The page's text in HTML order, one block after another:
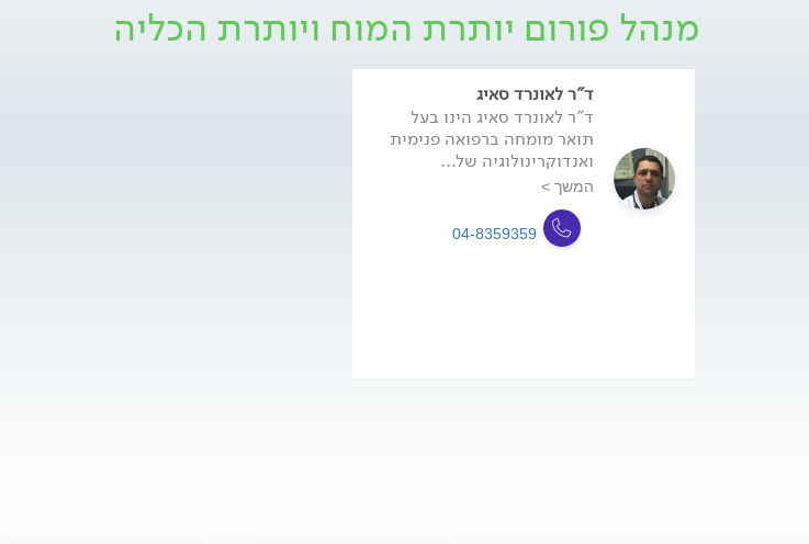
מנהל פורום יותרת המוח ויותרת הכליה
ד"ר לאונרד סאיג
ד"ר לאונרד סאיג הינו בעל
תואר מומחה ברפואה פנימית
ואנדוקרינולוגיה של...
המשך >
04-8359359